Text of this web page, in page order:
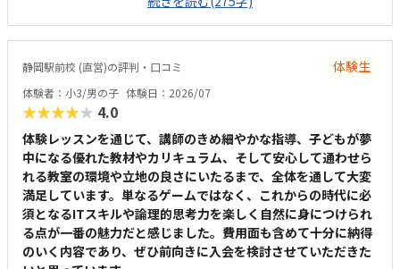
が、月2回ということもあり、お手頃に通いやすい金額であると思った。
子どもが発言したことを肯定する姿勢で関わってくれたこと。先生が優し
くて穏やかであった。
静岡駅前校 (直営)の評判・口コミ 体験生
体験者：小3/男の子 体験日：2026/07
★★★★★ 4.0
体験レッスンを通じて、講師のきめ細やかな指導、子どもが夢
中になる優れた教材やカリキュラム、そして安心して通わせら
れる教室の環境や立地の良さにいたるまで、全体を通して大変
満足しています。単なるゲームではなく、これからの時代に必
須となるITスキルや論理的思考力を楽しく自然に身につけられ
る点が一番の魅力だと感じました。費用面も含めて十分に納得
のいく内容であり、ぜひ前向きに入会を検討させていただきた